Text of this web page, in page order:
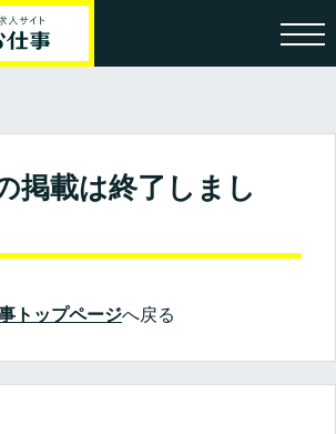
掲載は終了しまし
トップページへ戻る